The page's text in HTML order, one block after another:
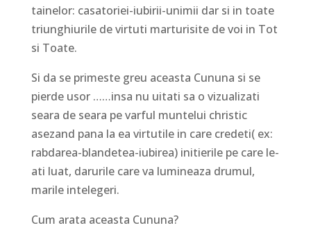
tainelor: casatoriei-iubirii-unimii dar si in toate
triunghiurile de virtuti marturisite de voi in Tot
si Toate.
Si da se primeste greu aceasta Cununa si se
pierde usor ……insa nu uitati sa o vizualizati
seara de seara pe varful muntelui christic
asezand pana la ea virtutile in care credeti( ex:
rabdarea-blandetea-iubirea) initierile pe care le-
ati luat, darurile care va lumineaza drumul,
marile intelegeri.
Cum arata aceasta Cununa?